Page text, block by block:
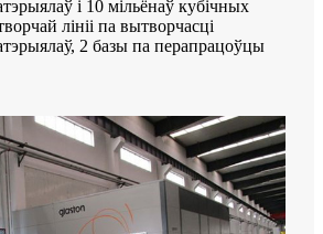
і 10 мільёнаў кубічных
лініі па вытворчасці
2 базы па перапрацоўцы